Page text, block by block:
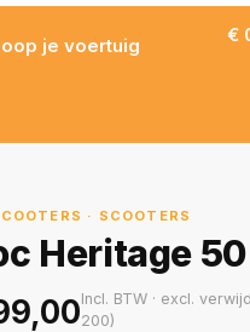
je voertuig €
· SCOOTERS
Heritage 50
Incl. BTW · excl.
200)